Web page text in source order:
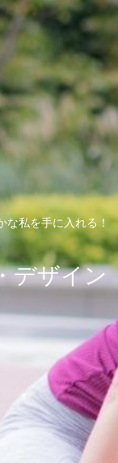
私を手に入れる！
デザイン